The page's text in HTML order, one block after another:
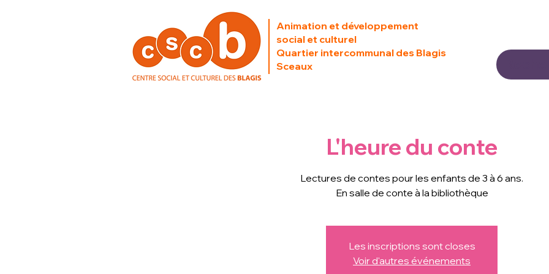
Animation et développement
social et culturel
Quartier intercommunal des Blagis
Sceaux
L'heure du conte
Lectures de contes pour les enfants de 3 à 6 ans.
En salle de conte à la bibliothèque
Les inscriptions sont closes
Voir d'autres événements